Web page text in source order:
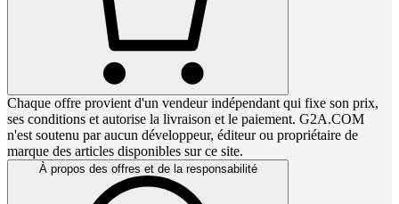
Chaque offre provient d'un vendeur indépendant qui fixe son prix,
ses conditions et autorise la livraison et le paiement. G2A.COM
n'est soutenu par aucun développeur, éditeur ou propriétaire de
marque des articles disponibles sur ce site.
À propos des offres et de la responsabilité